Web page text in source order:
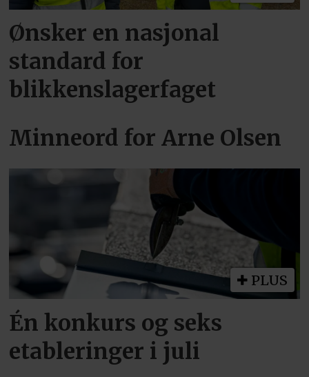
Ønsker en nasjonal
standard for
blikkenslagerfaget
Minneord for Arne Olsen
PLUS
Én konkurs og seks
etableringer i juli